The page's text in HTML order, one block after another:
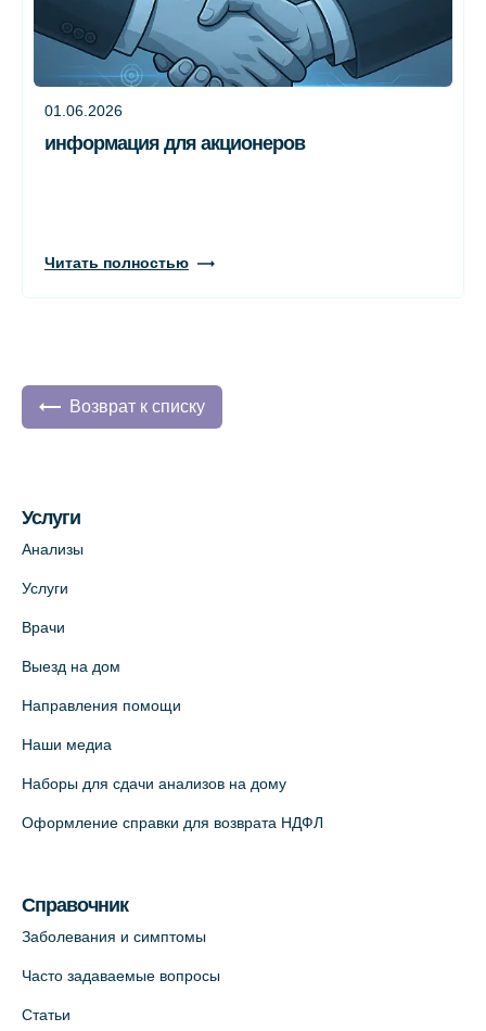
01.06.2026
информация для акционеров
Читать полностью
Возврат к списку
Услуги
Анализы
Услуги
Врачи
Выезд на дом
Направления помощи
Наши медиа
Наборы для сдачи анализов на дому
Оформление справки для возврата НДФЛ
Справочник
Заболевания и симптомы
Часто задаваемые вопросы
Статьи